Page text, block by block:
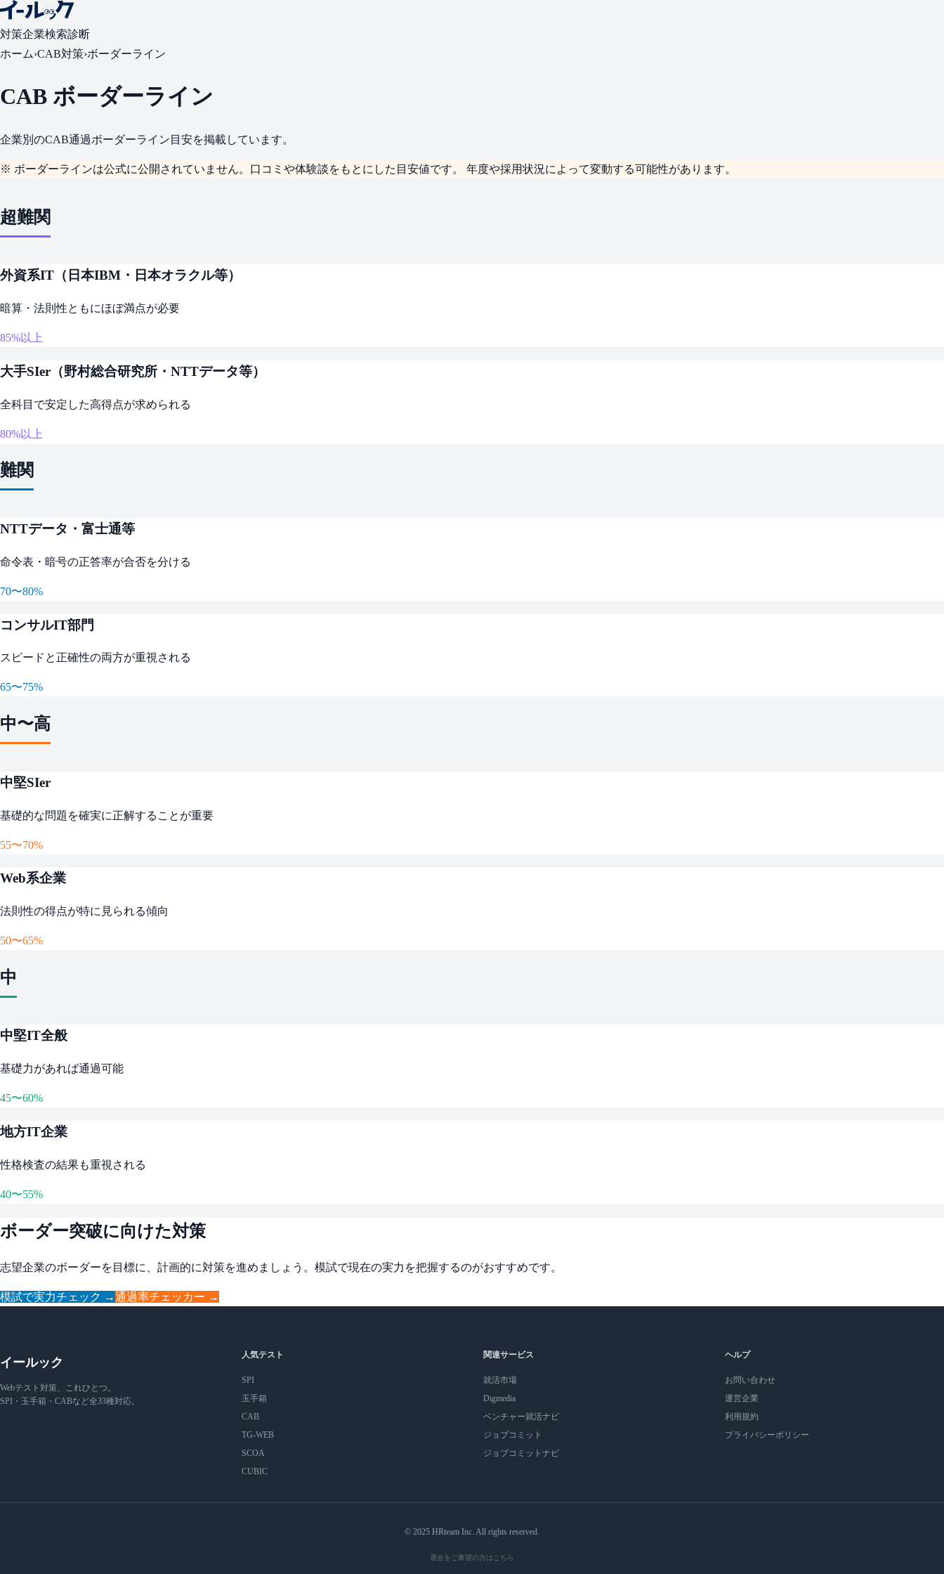
対策企業検索診断
ホーム›CAB対策›ボーダーライン
CAB ボーダーライン
企業別のCAB通過ボーダーライン目安を掲載しています。
※ ボーダーラインは公式に公開されていません。口コミや体験談をもとにした 目安値です。 年度や採用状況によって変動する可能性があります。
超難関
外資系IT（日本IBM・日本オラクル等）
暗算・法則性ともにほぼ満点が必要
85%以上
大手SIer（野村総合研究所・NTTデータ等）
全科目で安定した高得点が求められる
80%以上
難関
NTTデータ・富士通等
命令表・暗号の正答率が合否を分ける
70〜80%
コンサルIT部門
スピードと正確性の両方が重視される
65〜75%
中〜高
中堅SIer
基礎的な問題を確実に正解することが重要
55〜70%
Web系企業
法則性の得点が特に見られる傾向
50〜65%
中
中堅IT全般
基礎力があれば通過可能
45〜60%
地方IT企業
性格検査の結果も重視される
40〜55%
ボーダー突破に向けた対策
志望企業のボーダーを目標に、計画的に対策を進めましょう。模試で現在の実力を把握するのがおすすめです。
模試で実力チェック →通過率チェッカー →
イールック
Webテスト対策、これひとつ。
SPI・玉手箱・CABなど全33種対応。
人気テスト
SPI
玉手箱
CAB
TG-WEB
SCOA
CUBIC
関連サービス
就活市場
Digmedia
ベンチャー就活ナビ
ジョブコミット
ジョブコミットナビ
ヘルプ
お問い合わせ
運営企業
利用規約
プライバシーポリシー
© 2025 HRteam Inc. All rights reserved.
退会をご希望の方はこちら